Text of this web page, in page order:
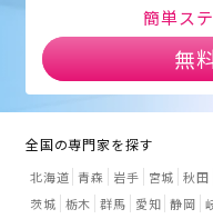
簡単ス
無
全国の専門家を探す
北海道 青森 岩手 宮城 秋田
茨城 栃木 群馬 愛知 静岡